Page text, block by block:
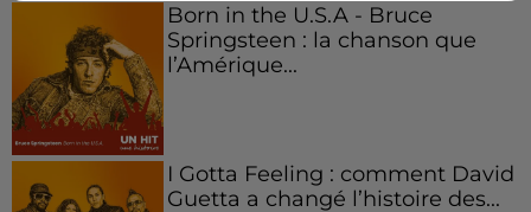
Born in the U.S.A - Bruce
Springsteen : la chanson que
l’Amérique...
I Gotta Feeling : comment David
Guetta a changé l’histoire des...